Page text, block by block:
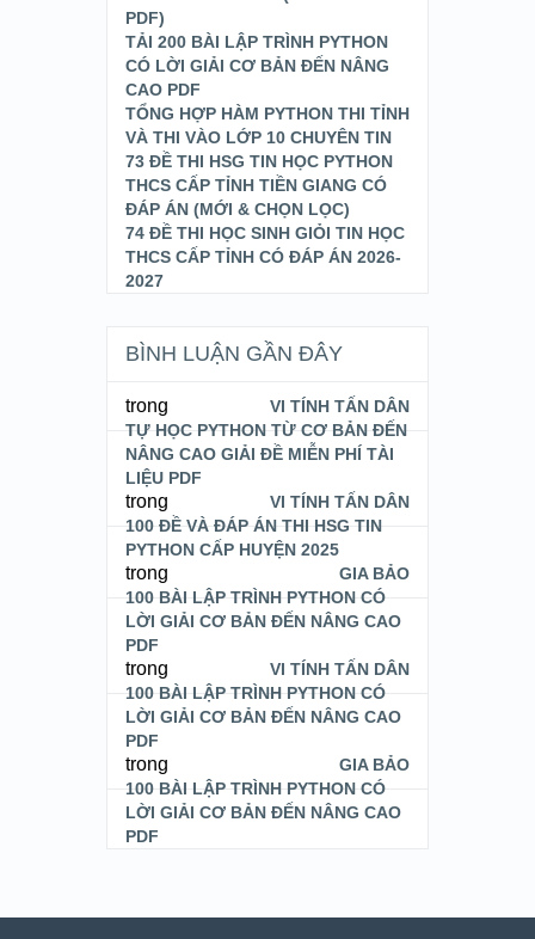
PDF)
TẢI 200 BÀI LẬP TRÌNH PYTHON
CÓ LỜI GIẢI CƠ BẢN ĐẾN NÂNG
CAO PDF
TỔNG HỢP HÀM PYTHON THI TỈNH
VÀ THI VÀO LỚP 10 CHUYÊN TIN
73 ĐỀ THI HSG TIN HỌC PYTHON
THCS CẤP TỈNH TIỀN GIANG CÓ
ĐÁP ÁN (MỚI & CHỌN LỌC)
74 ĐỀ THI HỌC SINH GIỎI TIN HỌC
THCS CẤP TỈNH CÓ ĐÁP ÁN 2026-
2027
BÌNH LUẬN GẦN ĐÂY
VI TÍNH TẤN DÂN
trong
TỰ HỌC PYTHON TỪ CƠ BẢN ĐẾN
NÂNG CAO GIẢI ĐỀ MIỄN PHÍ TÀI
LIỆU PDF
VI TÍNH TẤN DÂN
trong
100 ĐỀ VÀ ĐÁP ÁN THI HSG TIN
PYTHON CẤP HUYỆN 2025
GIA BẢO
trong
100 BÀI LẬP TRÌNH PYTHON CÓ
LỜI GIẢI CƠ BẢN ĐẾN NÂNG CAO
PDF
VI TÍNH TẤN DÂN
trong
100 BÀI LẬP TRÌNH PYTHON CÓ
LỜI GIẢI CƠ BẢN ĐẾN NÂNG CAO
PDF
GIA BẢO
trong
100 BÀI LẬP TRÌNH PYTHON CÓ
LỜI GIẢI CƠ BẢN ĐẾN NÂNG CAO
PDF